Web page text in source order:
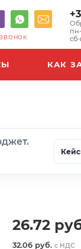
КАК
26.72
32.06 руб.с НДС